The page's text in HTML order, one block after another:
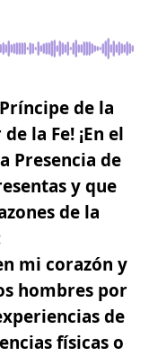
de la
la Fe! ¡En el
Presencia de
y que
de la
mi corazón y
hombres por
de
físicas o